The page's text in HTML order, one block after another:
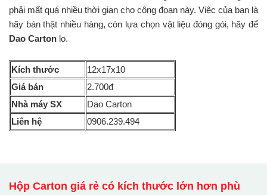
phải mất quá nhiều thời gian cho công đoạn này. Việc của bạn là
hãy bán thật nhiều hàng, còn lựa chọn vật liệu đóng gói, hãy để
Dao Carton lo.
Kích thước
12x17x10
Giá bán
2.700đ
Nhà máy SX
Dao Carton
Liên hệ
0906.239.494
Hộp Carton giá rẻ có kích thước lớn hơn phù